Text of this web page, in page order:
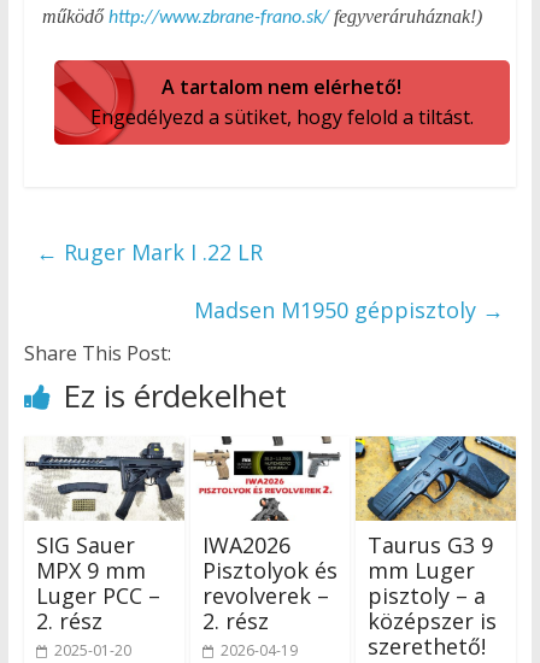
működőhttp://www.zbrane-frano.sk/fegyveráruháznak!)
A tartalom nem elérhető!
Engedélyezd a sütiket, hogy felold a tiltást.
← Ruger Mark I .22 LR
Madsen M1950 géppisztoly →
Share This Post:
Ez is érdekelhet
SIG Sauer
MPX 9 mm
Luger PCC –
2. rész
2025-01-20
IWA2026
Pisztolyok és
revolverek –
2. rész
2026-04-19
Taurus G3 9
mm Luger
pisztoly – a
középszer is
szerethető!